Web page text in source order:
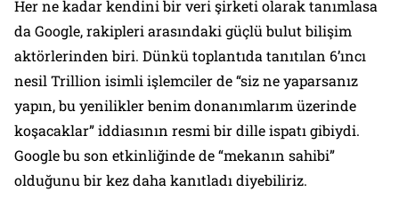
Her ne kadar kendini bir veri şirketi olarak tanımlasa
da Google, rakipleri arasındaki güçlü bulut bilişim
aktörlerinden biri. Dünkü toplantıda tanıtılan 6’ıncı
nesil Trillion isimli işlemciler de “siz ne yaparsanız
yapın, bu yenilikler benim donanımlarım üzerinde
koşacaklar” iddiasının resmi bir dille ispatı gibiydi.
Google bu son etkinliğinde de “mekanın sahibi”
olduğunu bir kez daha kanıtladı diyebiliriz.